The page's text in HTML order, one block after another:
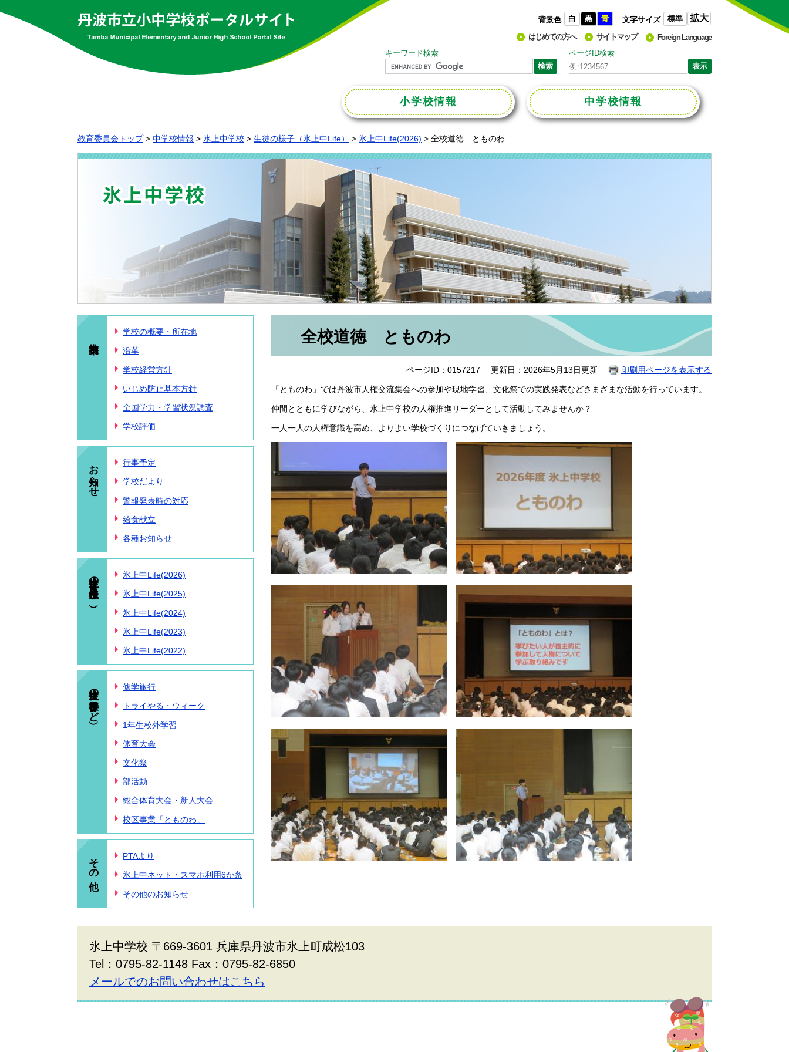
背景色 白 黒 青 文字サイズ 標準 拡大
はじめての方へ サイトマップ
Foreign Language
キーワード検索
ページID検索
小学校情報 中学校情報
教育委員会トップ > 中学校情報 > 氷上中学校 > 生徒の様子（氷上中Life） > 氷上中Life(2026) > 全校道徳 とものわ
学校の概要・所在地
沿革
学校経営方針
いじめ防止基本方針
全国学力・学習状況調査
学校評価
お知らせ 行事予定
学校だより
警報発表時の対応
給食献立
各種お知らせ
生徒の様子（氷上中Life） 氷上中Life(2026)
氷上中Life(2025)
氷上中Life(2024)
氷上中Life(2023)
氷上中Life(2022)
生徒の様子（行事など） 修学旅行
トライやる・ウィーク
1年生校外学習
体育大会
文化祭
部活動
総合体育大会・新人大会
校区事業「とものわ」
その他 PTAより
氷上中ネット・スマホ利用6か条
その他のお知らせ
全校道徳 とものわ
ページID：0157217 更新日：2026年5月13日更新 印刷用ページを表示する
「とものわ」では丹波市人権交流集会への参加や現地学習、文化祭での実践発表などさまざまな活動を行っています。
仲間とともに学びながら、氷上中学校の人権推進リーダーとして活動してみませんか？
一人一人の人権意識を高め、よりよい学校づくりにつなげていきましょう。
氷上中学校 〒669-3601 兵庫県丹波市氷上町成松103
Tel：0795-82-1148 Fax：0795-82-6850
メールでのお問い合わせはこちら